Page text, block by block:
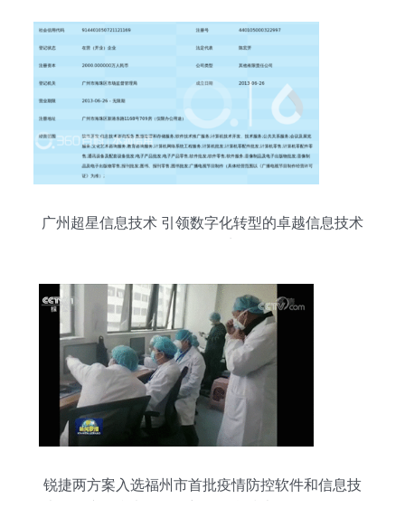
广州超星信息技术 引领数字化转型的卓越信息技术
锐捷两方案入选福州市首批疫情防控软件和信息技